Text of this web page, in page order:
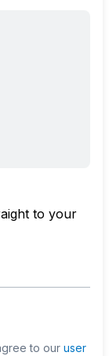
to your
to our user